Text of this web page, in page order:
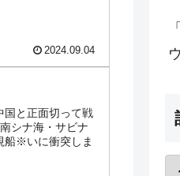
2024.09.04
国と正面切って戦
シナ海・サビナ
船※いに衝突しま